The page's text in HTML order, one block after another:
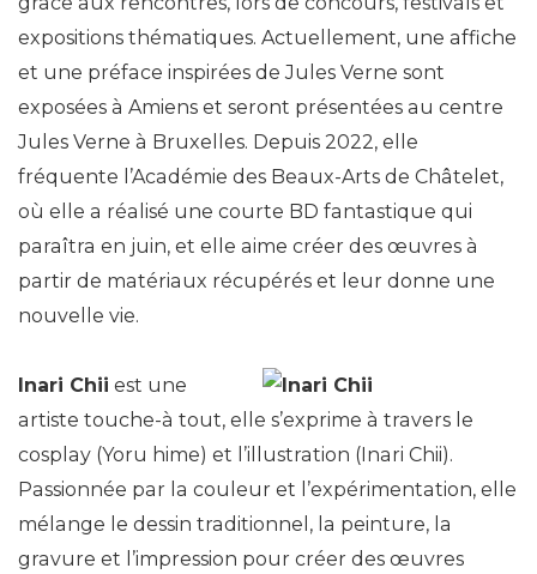
expositions thématiques. Actuellement, une affiche
et une préface inspirées de Jules Verne sont
exposées à Amiens et seront présentées au centre
Jules Verne à Bruxelles. Depuis 2022, elle
fréquente l’Académie des Beaux-Arts de Châtelet,
où elle a réalisé une courte BD fantastique qui
paraîtra en juin, et elle aime créer des œuvres à
partir de matériaux récupérés et leur donne une
nouvelle vie.
Inari Chii est une
artiste touche-à tout, elle s’exprime à travers le
cosplay (Yoru hime) et l’illustration (Inari Chii).
Passionnée par la couleur et l’expérimentation, elle
mélange le dessin traditionnel, la peinture, la
gravure et l’impression pour créer des œuvres